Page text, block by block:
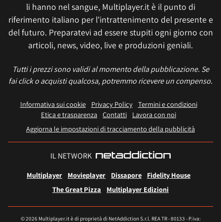
li hanno nel sangue, Multiplayer.it è il punto di
riferimento italiano per l'intrattenimento del presente e
del futuro. Preparatevi ad essere stupiti ogni giorno con
articoli, news, video, live e produzioni geniali.
Tutti i prezzi sono validi al momento della pubblicazione. Se
fai click o acquisti qualcosa, potremmo ricevere un compenso.
Informativa sui cookie Privacy Policy
Termini e condizioni
Etica e trasparenza Contatti
Lavora con noi
Aggiorna le impostazioni di tracciamento della pubblicità
IL NETWORK
Multiplayer Movieplayer Dissapore
Fidelity House
The Great Pizza
Multiplayer Edizioni
© 2026 Multiplayer.it è di proprietà di NetAddiction S.r.l. REA TR - 80133 - P.iva: